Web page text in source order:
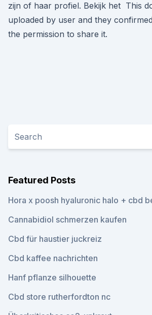
zijn of haar profiel. Bekijk het This
uploaded by user and they
the permission to share it.
Featured Posts
Hora x poosh hyaluronic halo + cbd
Cannabidiol schmerzen kaufen
Cbd für haustier juckreiz
Cbd kaffee nachrichten
Hanf pflanze silhouette
Cbd store rutherfordton nc